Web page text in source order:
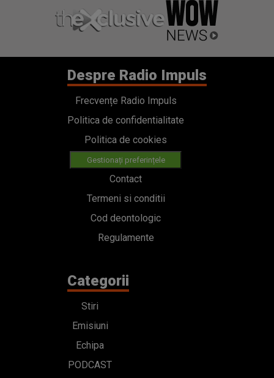
Despre Radio Impuls
Frecvențe Radio Impuls
Politica de confidentialitate
Politica de cookies
Gestionați preferințele
Contact
Termeni si conditii
Cod deontologic
Regulamente
Categorii
Stiri
Emisiuni
Echipa
PODCAST